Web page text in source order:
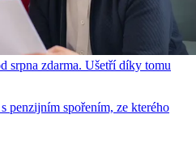
srpna zdarma. Ušetří díky tomu
penzijním spořením, ze kterého